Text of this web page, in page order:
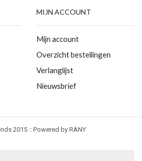
MIJN ACCOUNT
Mijn account
Overzicht bestellingen
Verlanglijst
Nieuwsbrief
2015 :: Powered by RANY